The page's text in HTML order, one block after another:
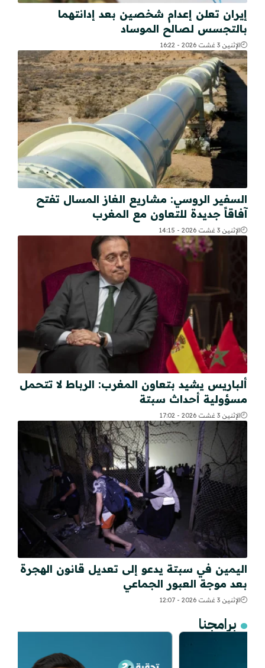
إيران تعلن إعدام شخصين بعد إدانتهما
بالتجسس لصالح الموساد
الإثنين 3 غشت 2026 - 16:22
السفير الروسي: مشاريع الغاز المسال تفتح
آفاقاً جديدة للتعاون مع المغرب
الإثنين 3 غشت 2026 - 14:15
ألباريس يشيد بتعاون المغرب: الرباط لا تتحمل
مسؤولية أحداث سبتة
الإثنين 3 غشت 2026 - 17:02
اليمين في سبتة يدعو إلى تعديل قانون الهجرة
بعد موجة العبور الجماعي
الإثنين 3 غشت 2026 - 12:07
برامجنا